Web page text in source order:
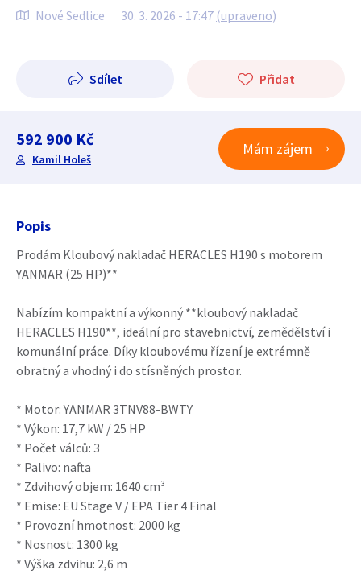
Nové Sedlice 30. 3. 2026 - 17:47 (upraveno)
Sdílet Přidat
592 900 Kč
Kamil Holeš
Mám zájem
Popis
Prodám Kloubový nakladač HERACLES H190 s motorem
YANMAR (25 HP)**
Nabízím kompaktní a výkonný **kloubový nakladač
HERACLES H190**, ideální pro stavebnictví, zemědělství i
komunální práce. Díky kloubovému řízení je extrémně
obratný a vhodný i do stísněných prostor.
* Motor: YANMAR 3TNV88-BWTY
* Výkon: 17,7 kW / 25 HP
* Počet válců: 3
* Palivo: nafta
* Zdvihový objem: 1640 cm³
* Emise: EU Stage V / EPA Tier 4 Final
* Provozní hmotnost: 2000 kg
* Nosnost: 1300 kg
* Výška zdvihu: 2,6 m